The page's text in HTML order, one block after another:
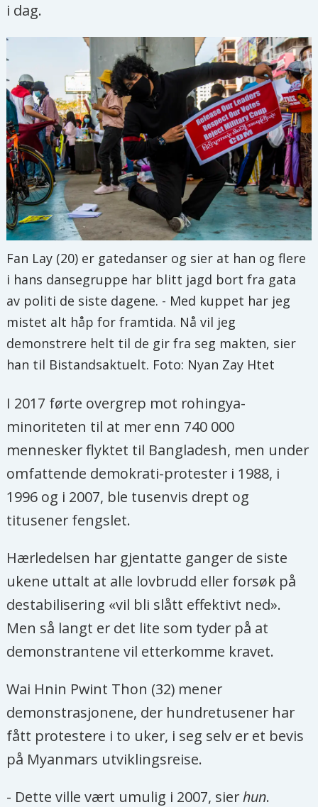
i dag.
Fan Lay (20) er gatedanser og sier at han og flere
i hans dansegruppe har blitt jagd bort fra gata
av politi de siste dagene. - Med kuppet har jeg
mistet alt håp for framtida. Nå vil jeg
demonstrere helt til de gir fra seg makten, sier
han til Bistandsaktuelt. Foto: Nyan Zay Htet
I 2017 førte overgrep mot rohingya-
minoriteten til at mer enn 740 000
mennesker flyktet til Bangladesh, men under
omfattende demokrati-protester i 1988, i
1996 og i 2007, ble tusenvis drept og
titusener fengslet.
Hærledelsen har gjentatte ganger de siste
ukene uttalt at alle lovbrudd eller forsøk på
destabilisering «vil bli slått effektivt ned».
Men så langt er det lite som tyder på at
demonstrantene vil etterkomme kravet.
Wai Hnin Pwint Thon (32) mener
demonstrasjonene, der hundretusener har
fått protestere i to uker, i seg selv er et bevis
på Myanmars utviklingsreise.
- Dette ville vært umulig i 2007, sierhun.